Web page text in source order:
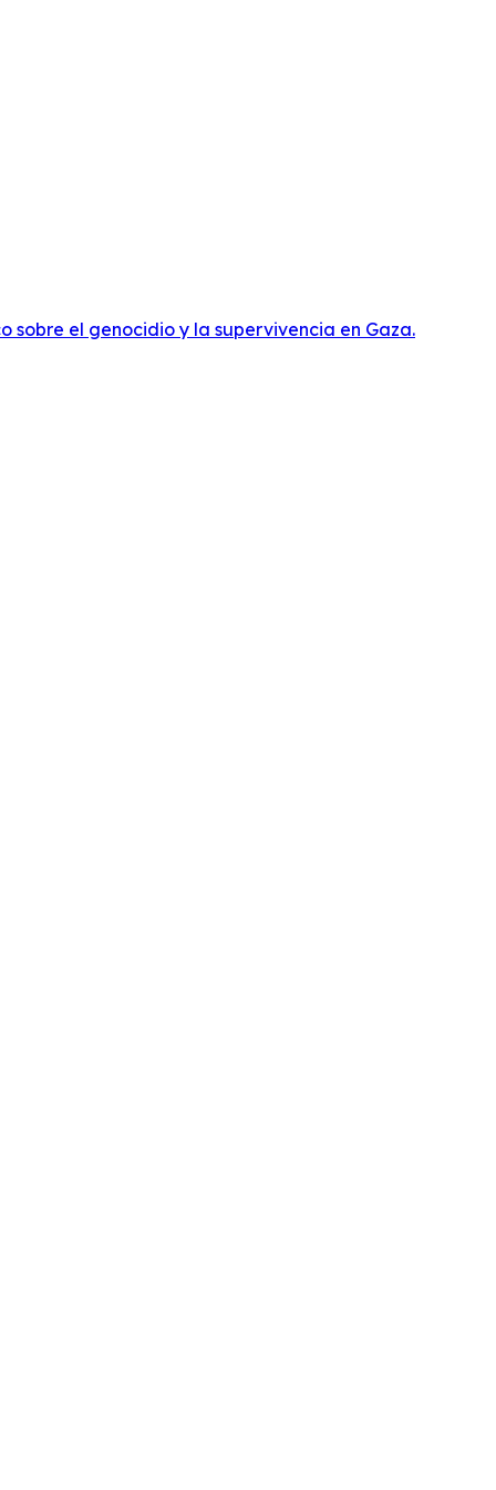
sobre el genocidio y la supervivencia en Gaza.